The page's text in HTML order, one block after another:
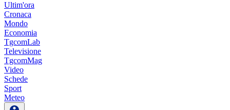
Ultim'ora
Cronaca
Mondo
Economia
TgcomLab
Televisione
TgcomMag
Video
Schede
Sport
Meteo